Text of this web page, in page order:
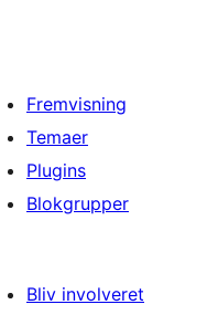
Fremvisning
Temaer
Plugins
Blokgrupper
Bliv involveret